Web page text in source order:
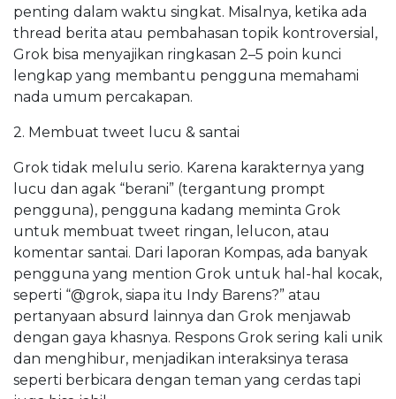
penting dalam waktu singkat. Misalnya, ketika ada
thread berita atau pembahasan topik kontroversial,
Grok bisa menyajikan ringkasan 2–5 poin kunci
lengkap yang membantu pengguna memahami
nada umum percakapan.
2. Membuat tweet lucu & santai
Grok tidak melulu serio. Karena karakternya yang
lucu dan agak “berani” (tergantung prompt
pengguna), pengguna kadang meminta Grok
untuk membuat tweet ringan, lelucon, atau
komentar santai. Dari laporan Kompas, ada banyak
pengguna yang mention Grok untuk hal-hal kocak,
seperti “@grok, siapa itu Indy Barens?” atau
pertanyaan absurd lainnya dan Grok menjawab
dengan gaya khasnya. Respons Grok sering kali unik
dan menghibur, menjadikan interaksinya terasa
seperti berbicara dengan teman yang cerdas tapi